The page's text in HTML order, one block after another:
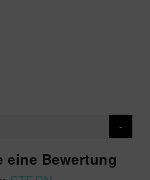
eine Bewertung